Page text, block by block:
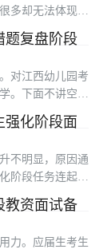
多却无法体现在
法是先确定高频
节倒推复习重
题复盘阶段
对江西幼儿园考
。下面不讲空泛
框架路径。
么这样教，不
强化阶段面
不明显，原因通
阶段任务连起
方法做成能每天
生考生容易学
教资面试备
力。应届生考生